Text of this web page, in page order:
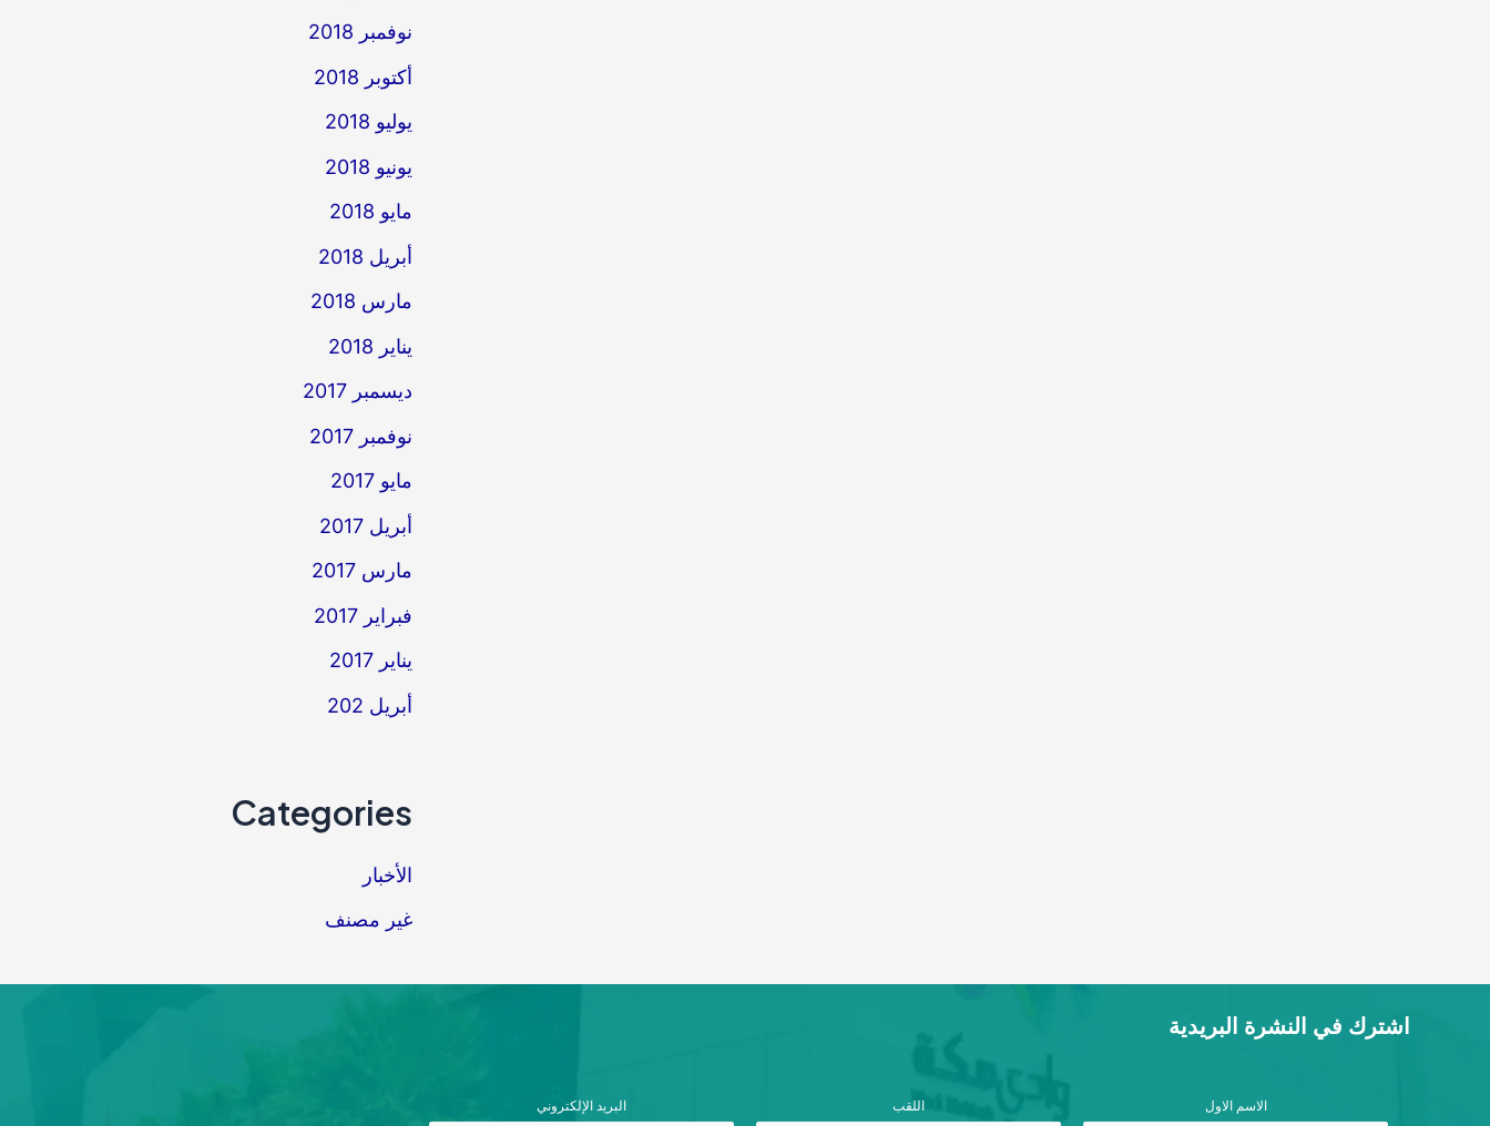
نوفمبر 2018
أكتوبر 2018
يوليو 2018
يونيو 2018
مايو 2018
أبريل 2018
مارس 2018
يناير 2018
ديسمبر 2017
نوفمبر 2017
مايو 2017
أبريل 2017
مارس 2017
فبراير 2017
يناير 2017
أبريل 202
Categories
الأخبار
غير مصنف
اشترك في النشرة البريدية
الاسم الاول اللقب البريد الإلكتروني